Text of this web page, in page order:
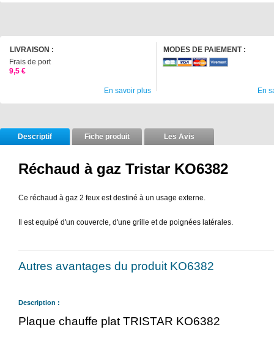
LIVRAISON :
Frais de port
9,5 €
En savoir plus
MODES DE PAIEMENT :
En
Descriptif Fiche produit Les Avis
Réchaud à gaz Tristar KO6382
Ce réchaud à gaz 2 feux est destiné à un usage externe.
Il est equipé d'un couvercle, d'une grille et de poignées latérales.
Autres avantages du produit KO6382
Description :
Plaque chauffe plat TRISTAR KO6382